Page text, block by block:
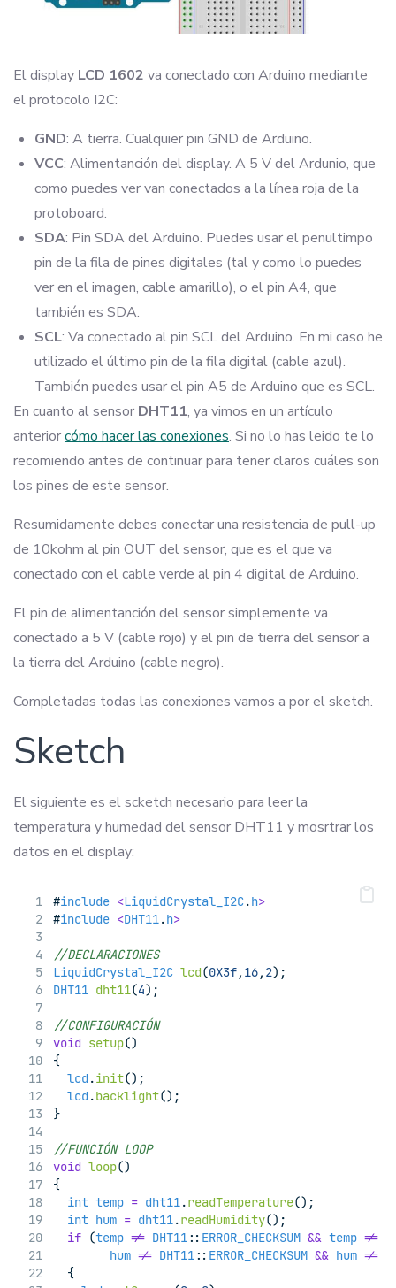
El display LCD 1602 va conectado con Arduino mediante
el protocolo I2C:
GND: A tierra. Cualquier pin GND de Arduino.
VCC: Alimentanción del display. A 5 V del Ardunio, que
como puedes ver van conectados a la línea roja de la
protoboard.
SDA: Pin SDA del Arduino. Puedes usar el penultimpo
pin de la fila de pines digitales (tal y como lo puedes
ver en el imagen, cable amarillo), o el pin A4, que
también es SDA.
SCL: Va conectado al pin SCL del Arduino. En mi caso he
utilizado el último pin de la fila digital (cable azul).
También puedes usar el pin A5 de Arduino que es SCL.
En cuanto al sensor DHT11, ya vimos en un artículo
anteriorcómo hacer las conexiones. Si no lo has leido te lo
recomiendo antes de continuar para tener claros cuáles son
los pines de este sensor.
Resumidamente debes conectar una resistencia de pull-up
de 10kohm al pin OUT del sensor, que es el que va
conectado con el cable verde al pin 4 digital de Arduino.
El pin de alimentanción del sensor simplemente va
conectado a 5 V (cable rojo) y el pin de tierra del sensor a
la tierra del Arduino (cable negro).
Completadas todas las conexiones vamos a por el sketch.
Sketch
El siguiente es el scketch necesario para leer la
temperatura y humedad del sensor DHT11 y mosrtrar los
datos en el display:
#include <LiquidCrystal_I2C.h>
#include <DHT11.h>
//DECLARACIONES
LiquidCrystal_I2C lcd(0X3f, 16, 2);
DHT11 dht11(4);
//CONFIGURACIÓN
void setup()
{
lcd .init();
lcd .backlight();
}
//FUNCIÓN LOOP
void loop()
{
int temp = dht11.readTemperature();
int hum = dht11.readHumidity();
if (temp != DHT11:: ERROR_CHECKSUM && temp !=
hum != DHT11:: ERROR_CHECKSUM && hum !=
  {